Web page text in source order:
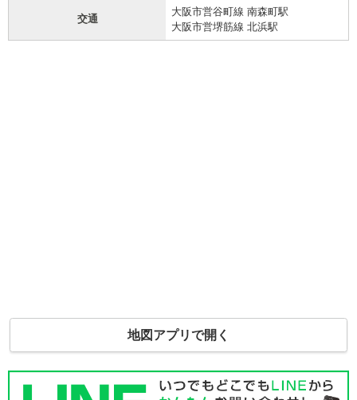
交通
大阪市営谷町線 南森町駅
大阪市営堺筋線 北浜駅
地図アプリで開く